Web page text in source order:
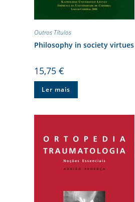
Outros Títulos
Philosophy in society
15,75€
Ler mais